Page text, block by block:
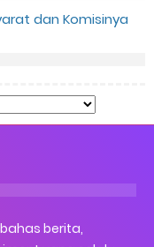
dan Komisinya
berita,